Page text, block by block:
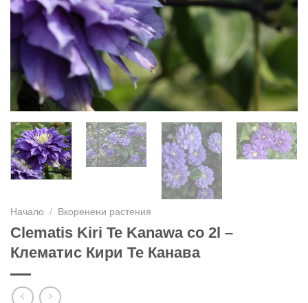
Начало / Вкоренени растения
Clematis Kiri Te Kanawa co 2l –
Клематис Кири Те Канава